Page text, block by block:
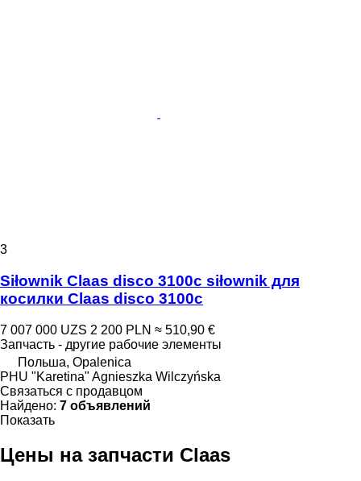
3
Siłownik Claas disco 3100c siłownik для
косилки Claas disco 3100c
7 007 000 UZS 2 200 PLN ≈ 510,90 €
Запчасть - другие рабочие элементы
Польша, Opalenica
PHU "Karetina" Agnieszka Wilczyńska
Связаться с продавцом
Найдено: 7 объявлений
Показать
Цены на запчасти Claas